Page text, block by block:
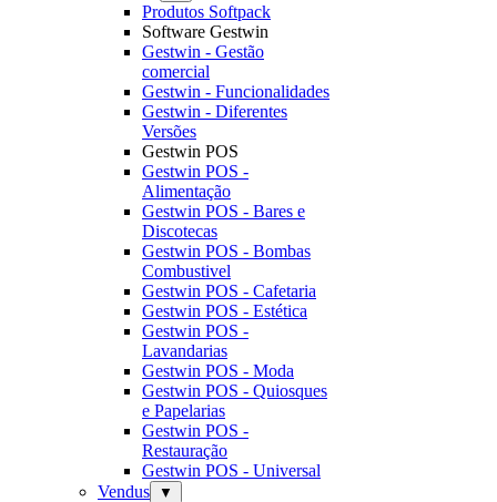
Produtos Softpack
Software Gestwin
Gestwin - Gestão
comercial
Gestwin - Funcionalidades
Gestwin - Diferentes
Versões
Gestwin POS
Gestwin POS -
Alimentação
Gestwin POS - Bares e
Discotecas
Gestwin POS - Bombas
Combustivel
Gestwin POS - Cafetaria
Gestwin POS - Estética
Gestwin POS -
Lavandarias
Gestwin POS - Moda
Gestwin POS - Quiosques
e Papelarias
Gestwin POS -
Restauração
Gestwin POS - Universal
Vendus
▼